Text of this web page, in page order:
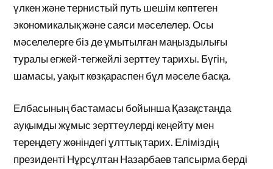
үлкен және тернистый путь шешім көптеген
экономикалық және саяси мәселелер. Осы
мәселелерге біз де ұмытылған маңыздылығы
туралы егжей-тегжейлі зерттеу тарихы. Бүгін,
шамасы, уақыт көзқараспен бұл мәселе басқа.
Елбасының бастамасы бойынша Қазақстанда
ауқымды жұмыс зерттеулерді кеңейту мен
тереңдету жөніндегі ұлттық тарих. Еліміздің
президенті Нұрсұлтан Назарбаев тапсырма берді